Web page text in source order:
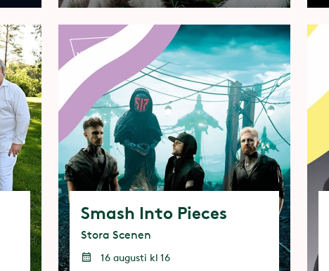
Smash Into Pieces
Stora Scenen
16 augusti kl 16